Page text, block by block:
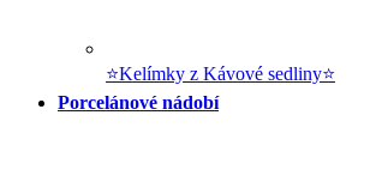
⭐Kelímky z Kávové sedliny⭐
Porcelánové nádobí